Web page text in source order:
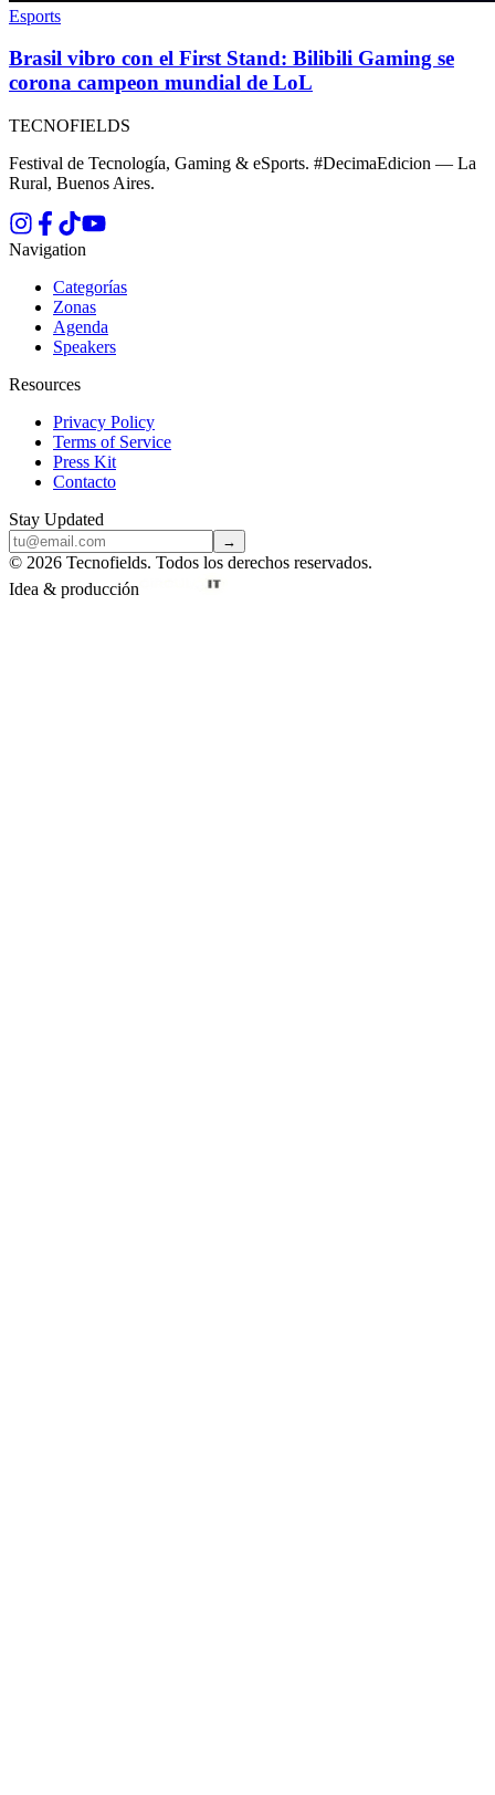
Esports
Brasil vibro con el First Stand: Bilibili Gaming se
corona campeon mundial de LoL
TECNOFIELDS
Festival de Tecnología, Gaming & eSports. #DecimaEdicion — La
Rural, Buenos Aires.
Navigation
Categorías
Zonas
Agenda
Speakers
Resources
Privacy Policy
Terms of Service
Press Kit
Contacto
Stay Updated
→
© 2026 Tecnofields. Todos los derechos reservados.
Idea & producción